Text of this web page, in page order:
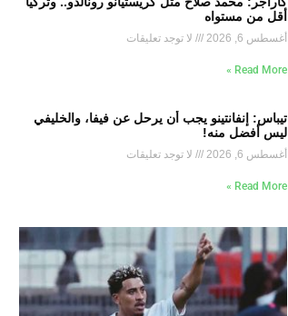
أقل من مستواه
أغسطس 6, 2026 لا توجد تعليقات
Read More »
تيباس: إنفانتينو يجب أن يرحل عن فيفا، والخليفي
ليس أفضل منه!
أغسطس 6, 2026 لا توجد تعليقات
Read More »